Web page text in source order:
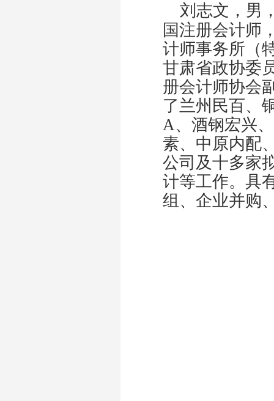
刘志文 ， 男
国注册会计师
计师事务所（
甘肃省政协委
册会计师协会
了兰州民百、
A 、酒钢宏兴
素、中原内配
公司及十多家
计等工作。具
组、企业并购